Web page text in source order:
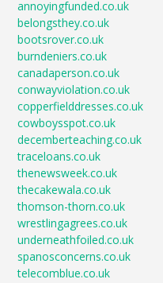
annoyingfunded.co.uk
belongsthey.co.uk
bootsrover.co.uk
burndeniers.co.uk
canadaperson.co.uk
conwayviolation.co.uk
copperfielddresses.co.uk
cowboysspot.co.uk
decemberteaching.co.uk
traceloans.co.uk
thenewsweek.co.uk
thecakewala.co.uk
thomson-thorn.co.uk
wrestlingagrees.co.uk
underneathfoiled.co.uk
spanosconcerns.co.uk
telecomblue.co.uk